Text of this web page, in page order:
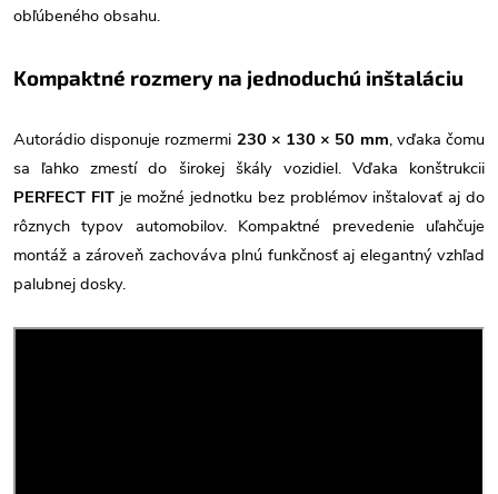
obľúbeného obsahu.
Kompaktné rozmery na jednoduchú inštaláciu
Autorádio disponuje rozmermi 230 × 130 × 50 mm, vďaka čomu
sa ľahko zmestí do širokej škály vozidiel. Vďaka konštrukcii
PERFECT FITje možné jednotku bez problémov inštalovať aj do
rôznych typov automobilov. Kompaktné prevedenie uľahčuje
montáž a zároveň zachováva plnú funkčnosť aj elegantný vzhľad
palubnej dosky.